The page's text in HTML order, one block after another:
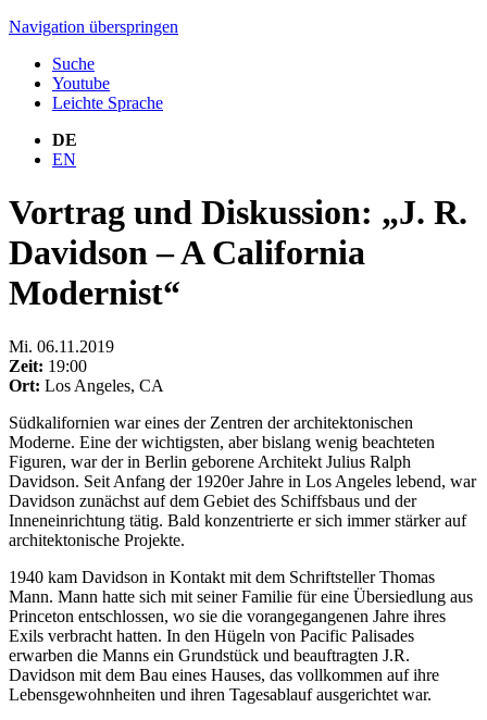
Navigation überspringen
Suche
Youtube
Leichte Sprache
DE
EN
Vortrag und Diskussion: „J. R.
Davidson – A California
Modernist“
Mi. 06.11.2019
Zeit: 19:00
Ort: Los Angeles, CA
Südkalifornien war eines der Zentren der architektonischen
Moderne. Eine der wichtigsten, aber bislang wenig beachteten
Figuren, war der in Berlin geborene Architekt Julius Ralph
Davidson. Seit Anfang der 1920er Jahre in Los Angeles lebend, war
Davidson zunächst auf dem Gebiet des Schiffsbaus und der
Inneneinrichtung tätig. Bald konzentrierte er sich immer stärker auf
architektonische Projekte.
1940 kam Davidson in Kontakt mit dem Schriftsteller Thomas
Mann. Mann hatte sich mit seiner Familie für eine Übersiedlung aus
Princeton entschlossen, wo sie die vorangegangenen Jahre ihres
Exils verbracht hatten. In den Hügeln von Pacific Palisades
erwarben die Manns ein Grundstück und beauftragten J.R.
Davidson mit dem Bau eines Hauses, das vollkommen auf ihre
Lebensgewohnheiten und ihren Tagesablauf ausgerichtet war.